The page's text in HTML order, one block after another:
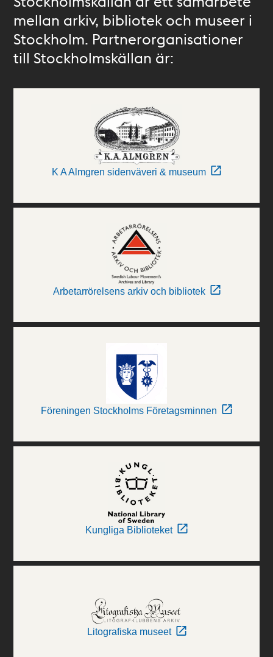
mellan arkiv, bibliotek och museer i
Stockholm. Partnerorganisationer
till Stockholmskällan är:
K A Almgren sidenväveri & museum
Arbetarrörelsens arkiv och bibliotek
Föreningen Stockholms Företagsminnen
Kungliga Biblioteket
Litografiska museet